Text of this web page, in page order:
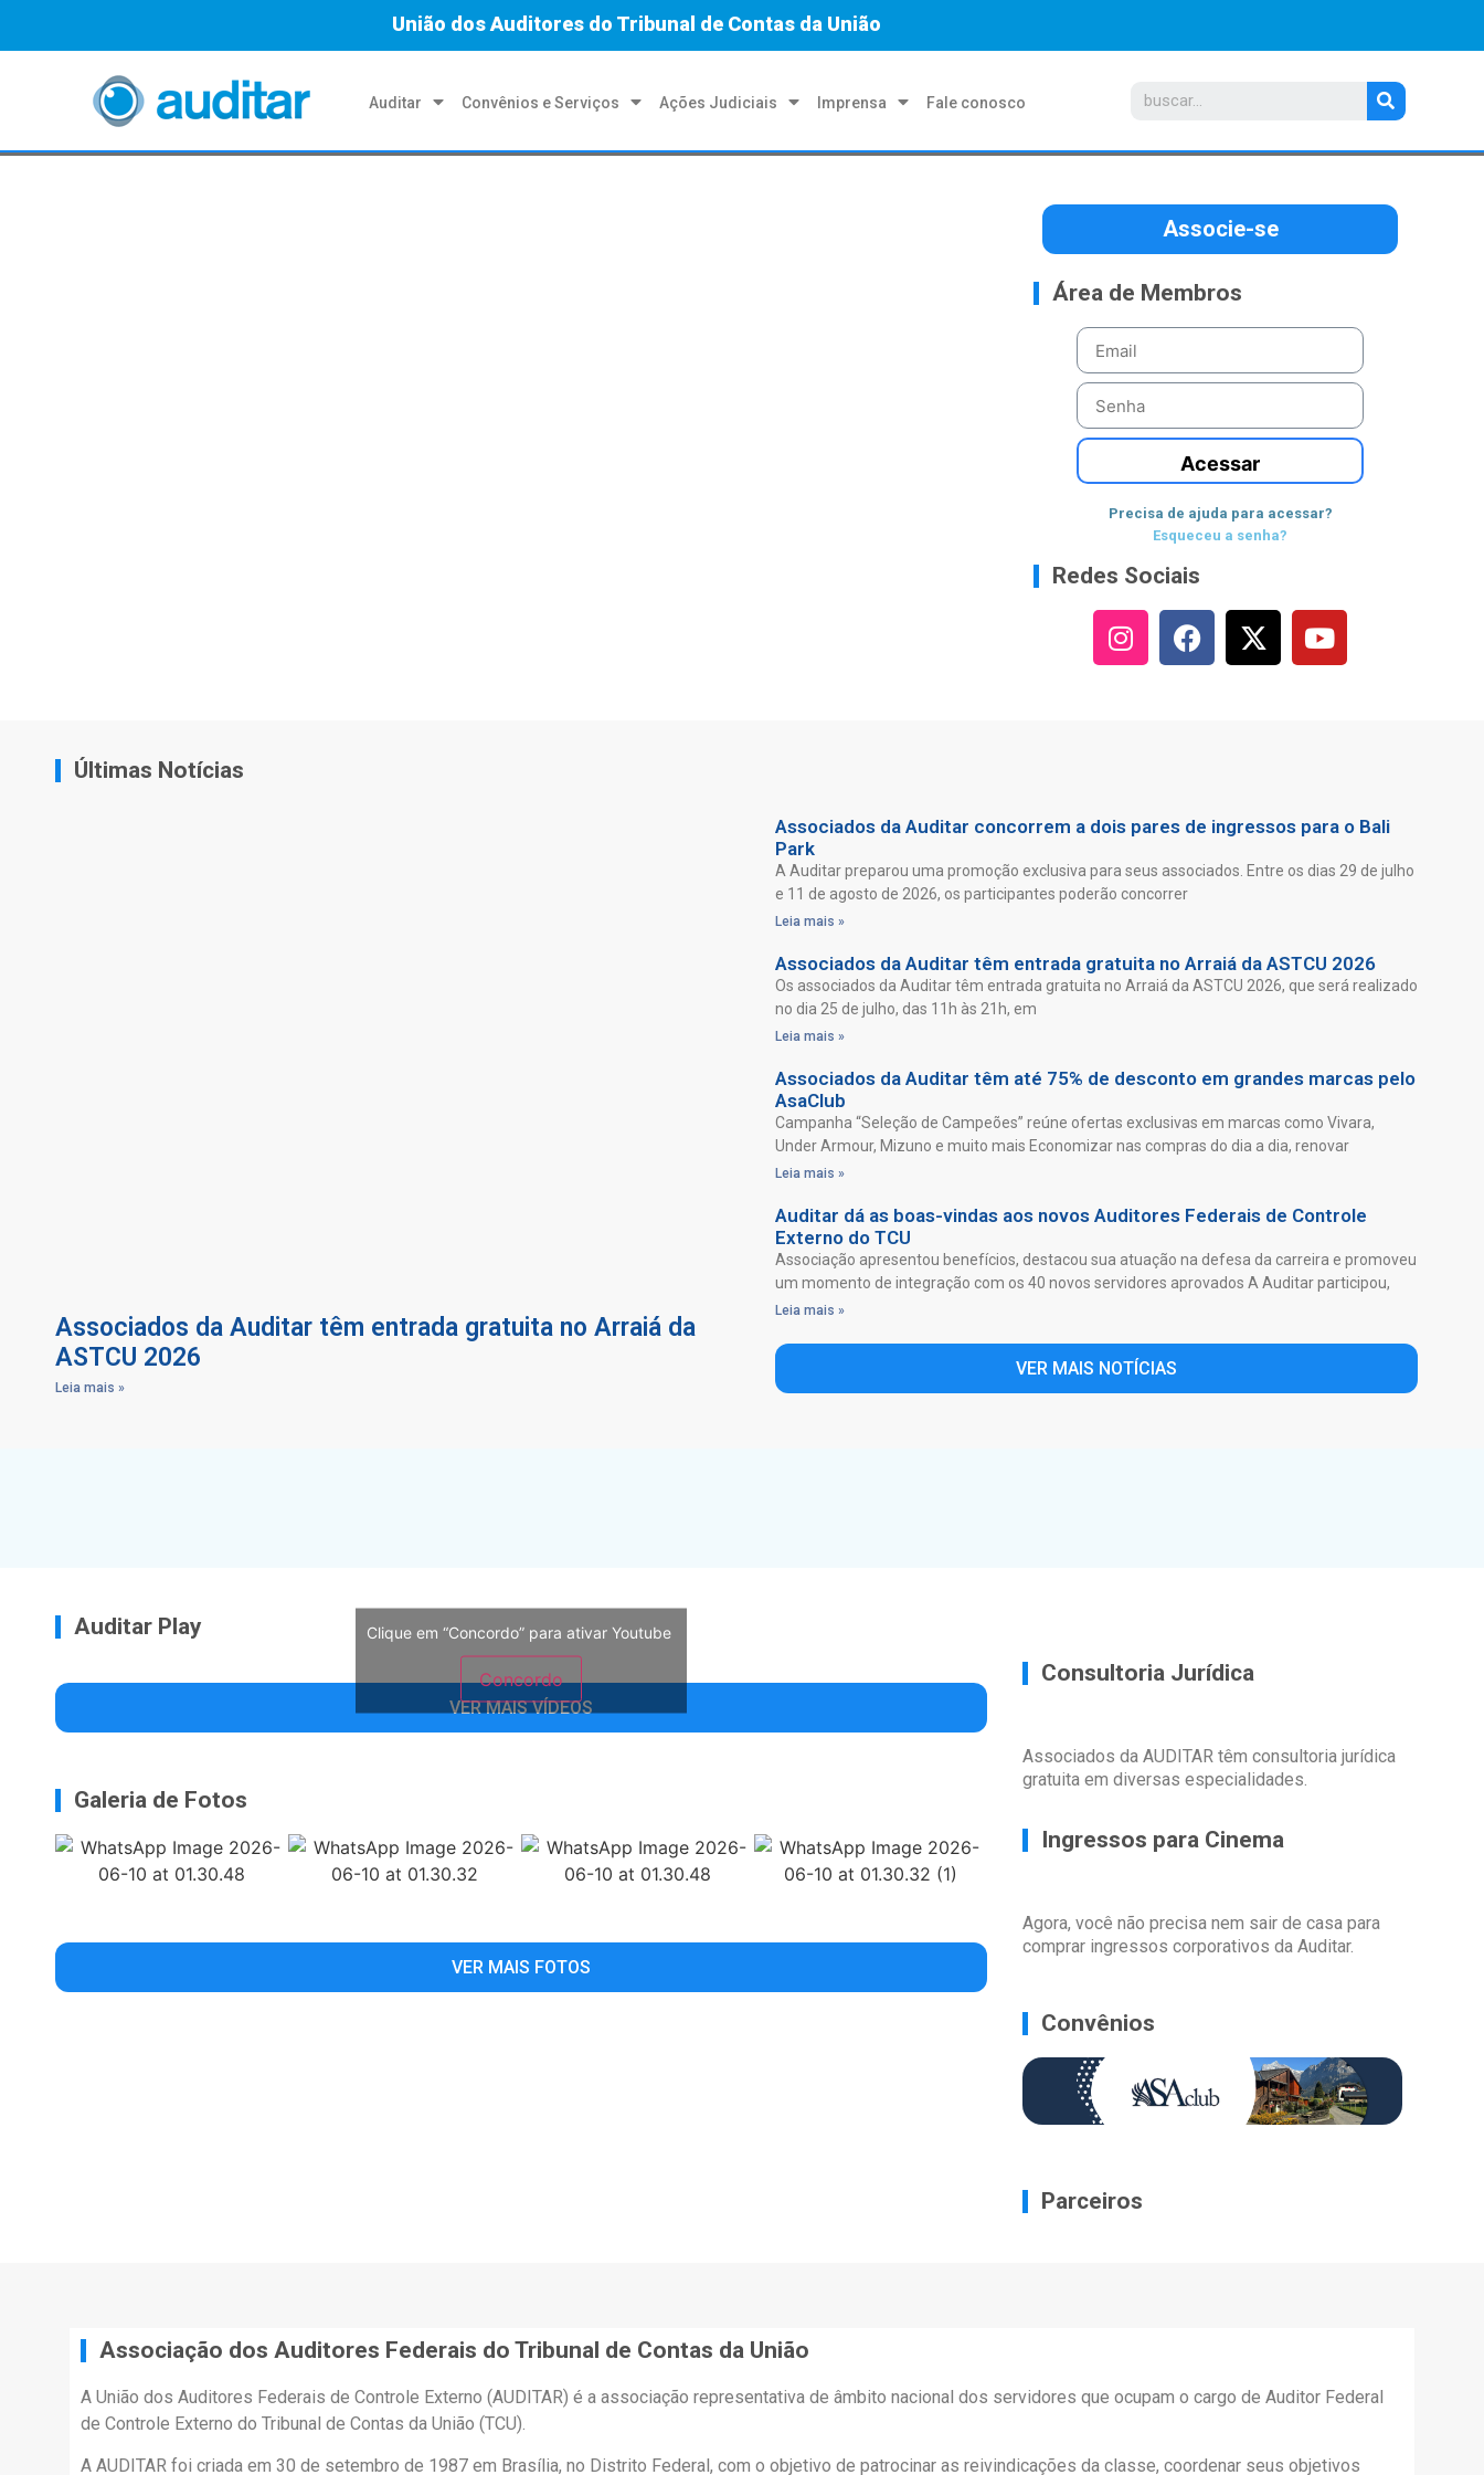
União dos Auditores do Tribunal de Contas da União
Auditar Convênios e Serviços Ações Judiciais Imprensa Fale conosco
Associe-se
Área de Membros
Acessar
Precisa de ajuda para acessar?
Esqueceu a senha?
Redes Sociais
Últimas Notícias
Associados da Auditar têm entrada gratuita no Arraiá da
ASTCU 2026
Leia mais »
Associados da Auditar concorrem a dois pares de ingressos para o Bali
Park
A Auditar preparou uma promoção exclusiva para seus associados. Entre os dias 29 de julho
e 11 de agosto de 2026, os participantes poderão concorrer
Leia mais »
Associados da Auditar têm entrada gratuita no Arraiá da ASTCU 2026
Os associados da Auditar têm entrada gratuita no Arraiá da ASTCU 2026, que será realizado
no dia 25 de julho, das 11h às 21h, em
Leia mais »
Associados da Auditar têm até 75% de desconto em grandes marcas pelo
AsaClub
Campanha “Seleção de Campeões” reúne ofertas exclusivas em marcas como Vivara,
Under Armour, Mizuno e muito mais Economizar nas compras do dia a dia, renovar
Leia mais »
Auditar dá as boas-vindas aos novos Auditores Federais de Controle
Externo do TCU
Associação apresentou benefícios, destacou sua atuação na defesa da carreira e promoveu
um momento de integração com os 40 novos servidores aprovados A Auditar participou,
Leia mais »
VER MAIS NOTÍCIAS
Auditar Play Clique em “Concordo” para ativar Youtube
Concordo
VER MAIS VÍDEOS
Galeria de Fotos
VER MAIS FOTOS
Consultoria Jurídica
Associados da AUDITAR têm consultoria jurídica
gratuita em diversas especialidades.
Ingressos para Cinema
Agora, você não precisa nem sair de casa para
comprar ingressos corporativos da Auditar.
Convênios
Parceiros
Associação dos Auditores Federais do Tribunal de Contas da União
A União dos Auditores Federais de Controle Externo (AUDITAR) é a associação representativa de âmbito nacional dos servidores que ocupam o cargo de Auditor Federal
de Controle Externo do Tribunal de Contas da União (TCU).
A AUDITAR foi criada em 30 de setembro de 1987 em Brasília, no Distrito Federal, com o objetivo de patrocinar as reivindicações da classe, coordenar seus objetivos